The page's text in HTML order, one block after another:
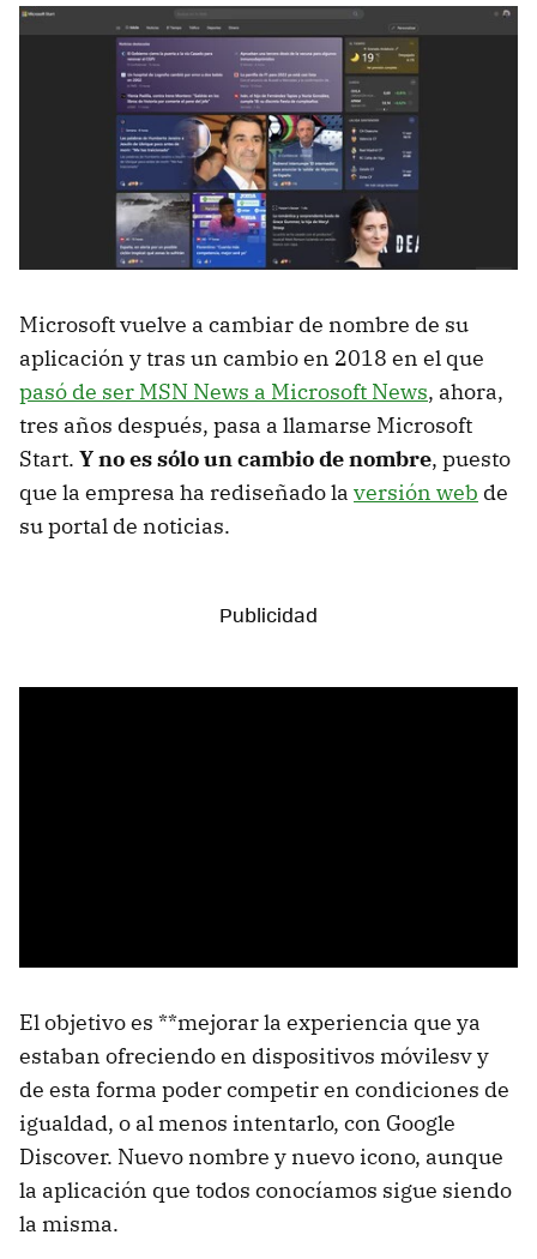
Microsoft vuelve a cambiar de nombre de su
aplicación y tras un cambio en 2018 en el que
pasó de ser MSN News a Microsoft News, ahora,
tres años después, pasa a llamarse Microsoft
Start. Y no es sólo un cambio de nombre, puesto
que la empresa ha rediseñado la versión web de
su portal de noticias.
El objetivo es **mejorar la experiencia que ya
estaban ofreciendo en dispositivos móvilesv y
de esta forma poder competir en condiciones de
igualdad, o al menos intentarlo, con Google
Discover. Nuevo nombre y nuevo icono, aunque
la aplicación que todos conocíamos sigue siendo
la misma.